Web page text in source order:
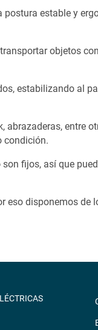
estable y
objetos
estabilizando al
entre
condición.
fijos, así que
eso disponemos de